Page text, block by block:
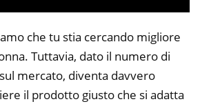
che tu stia cercando migliore
Tuttavia, dato il numero di
mercato, diventa davvero
il prodotto giusto che si adatta